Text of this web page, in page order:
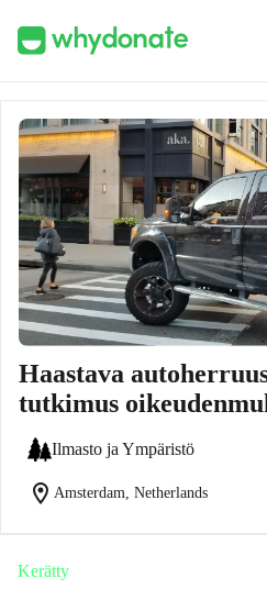
Haastava
tutkimus
Ilmasto ja Ympäristö
location_on Amsterdam, Netherlands
Kerätty